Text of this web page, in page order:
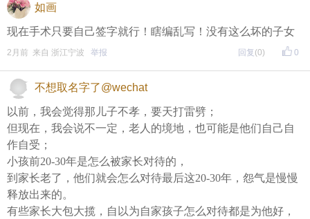
如画
现在手术只要自己签字就行！瞎编乱写！没有这么坏的子女
0
2月前 来自 浙江宁波 举报 回复 (0)
不想取名字了@wechat
以前，我会觉得那儿子不孝，要天打雷劈；
但现在，我会说不一定，老人的境地，也可能是他们自己自
作自受；
小孩前20-30年是怎么被家长对待的，
到家长老了，他们就会怎么对待最后这20-30年，怨气是慢慢
释放出来的。
有些家长大包大揽，自以为自家孩子怎么对待都是为他好，